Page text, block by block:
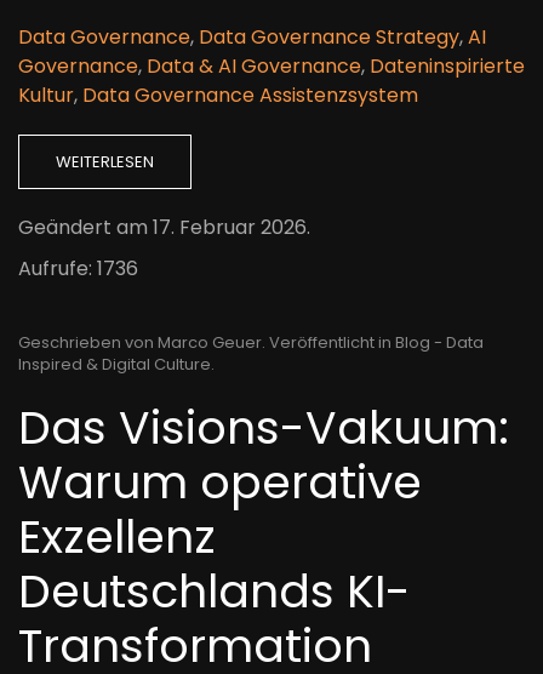
Data Governance, Data Governance Strategy,AI
Governance, Data & AI Governance, Dateninspirierte
Kultur, Data Governance Assistenzsystem
WEITERLESEN
Geändert am 17. Februar 2026.
Aufrufe: 1736
Geschrieben von Marco Geuer. Veröffentlicht in Blog - Data
Inspired & Digital Culture.
Das Visions-Vakuum:
Warum operative
Exzellenz
Deutschlands KI-
Transformation